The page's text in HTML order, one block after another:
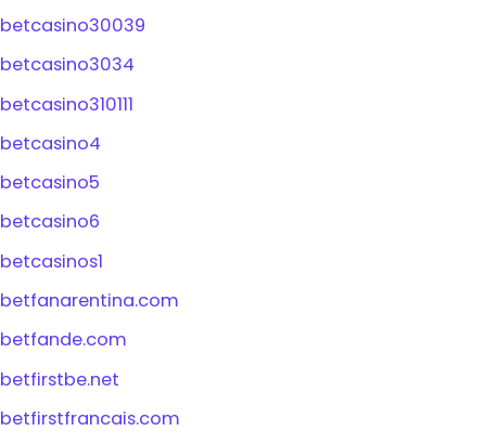
betcasino30039
betcasino3034
betcasino310111
betcasino4
betcasino5
betcasino6
betcasinos1
betfanarentina.com
betfande.com
betfirstbe.net
betfirstfrancais.com